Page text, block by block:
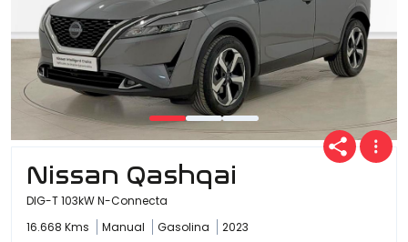
Nissan Qashqai
DIG-T 103kW N-Connecta
16.668 Kms
Manual Gasolina 2023